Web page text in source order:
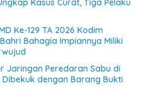
Ke-129 TA 2026 Kodim
Bahagia Impiannya Miliki
Jaringan Peredaran Sabu di
dengan Barang Bukti